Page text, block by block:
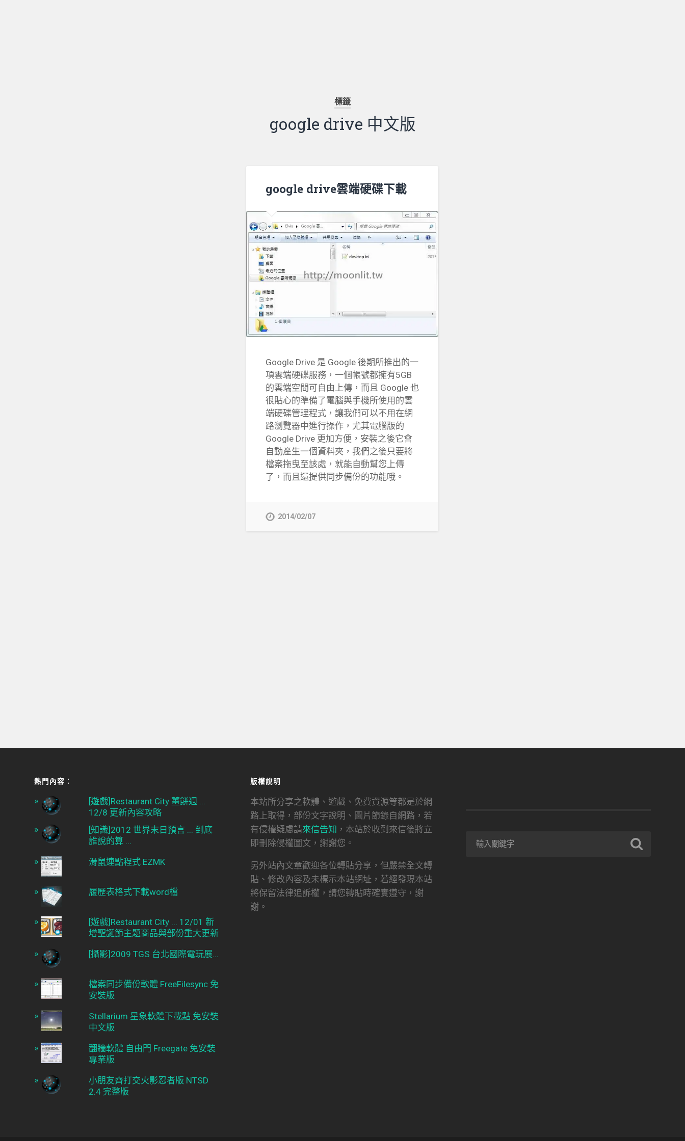
標籤
google drive 中文版
google drive雲端硬碟下載
Google Drive 是 Google 後期所推出的一
項雲端硬碟服務，一個帳號都擁有5GB
的雲端空間可自由上傳，而且 Google 也
很貼心的準備了電腦與手機所使用的雲
端硬碟管理程式，讓我們可以不用在網
路瀏覽器中進行操作，尤其電腦版的
Google Drive 更加方便，安裝之後它會
自動產生一個資料夾，我們之後只要將
檔案拖曳至該處，就能自動幫您上傳
了，而且還提供同步備份的功能哦。
2014/02/07
熱門內容︰
[遊戲]Restaurant City 薑餅週 ...
12/8 更新內容攻略
[知識]2012 世界末日預言 ... 到底
誰說的算 ...
滑鼠連點程式 EZMK
履歷表格式下載word檔
[遊戲]Restaurant City ... 12/01 新
增聖誕節主題商品與部份重大更新
[攝影]2009 TGS 台北國際電玩展...
檔案同步備份軟體 FreeFilesync 免
安裝版
Stellarium 星象軟體下載點 免安裝
中文版
翻牆軟體 自由門 Freegate 免安裝
專業版
小朋友齊打交火影忍者版 NTSD
2.4 完整版
版權說明
本站所分享之軟體、遊戲、免費資源等都是於網
路上取得，部份文字說明、圖片節錄自網路，若
有侵權疑慮請來信告知 ，本站於收到來信後將立
即刪除侵權圖文，謝謝您。
另外站內文章歡迎各位轉貼分享，但嚴禁全文轉
貼、修改內容及未標示本站網址，若經發現本站
將保留法律追訴權，請您轉貼時確實遵守，謝
謝。